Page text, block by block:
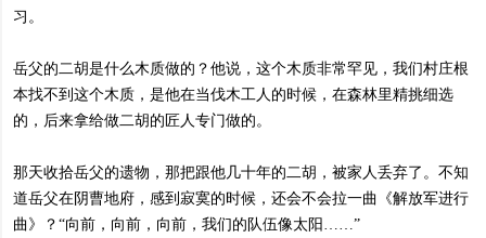
习。
岳父的二胡是什么木质做的？他说，这个木质非常罕见，我们村庄根
本找不到这个木质，是他在当伐木工人的时候，在森林里精挑细选
的，后来拿给做二胡的匠人专门做的。
那天收拾岳父的遗物，那把跟他几十年的二胡，被家人丢弃了。不知
道岳父在阴曹地府，感到寂寞的时候，还会不会拉一曲《解放军进行
曲》？“向前，向前，向前，我们的队伍像太阳……”